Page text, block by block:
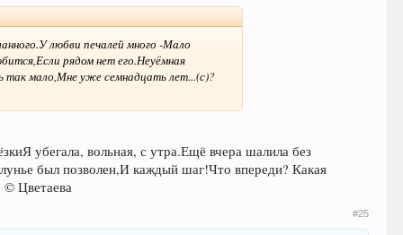
У любви печалей много -Мало
Если рядом нет его.Неуёмная
так мало,Мне уже семнадцать лет...(с)?
Я убегала, вольная, с утра.Ещё вчера шалила без
был позволен,И каждый шаг!Что впереди? Какая
© Цветаева
#25